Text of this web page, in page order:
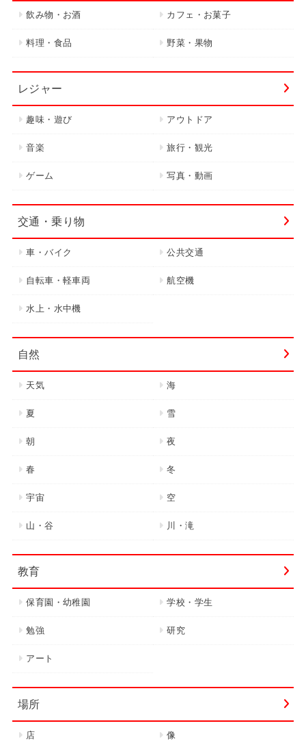
飲み物・お酒 カフェ・お菓子
料理・食品 野菜・果物
レジャー
趣味・遊び アウトドア
音楽 旅行・観光
ゲーム 写真・動画
交通・乗り物
車・バイク 公共交通
自転車・軽車両 航空機
水上・水中機
自然
天気 海
夏 雪
朝 夜
春 冬
宇宙 空
山・谷 川・滝
教育
保育園・幼稚園 学校・学生
勉強 研究
アート
場所
店 像